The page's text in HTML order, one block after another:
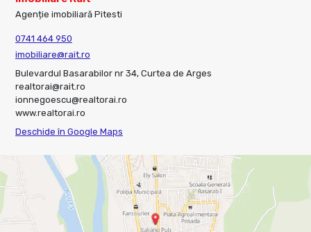
Agenție imobiliară Pitesti
0741 464 950
imobiliare@rait.ro
Bulevardul Basarabilor nr 34, Curtea de Arges
realtorai@rait.ro
ionnegoescu@realtorai.ro
www.realtorai.ro
Deschide în Google Maps